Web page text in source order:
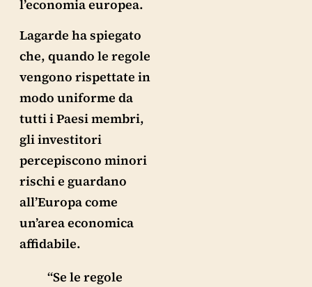
l’economia europea.
Lagarde ha spiegato
che, quando le regole
vengono rispettate in
modo uniforme da
tutti i Paesi membri,
gli investitori
percepiscono minori
rischi e guardano
all’Europa come
un’area economica
affidabile.
“Se le regole